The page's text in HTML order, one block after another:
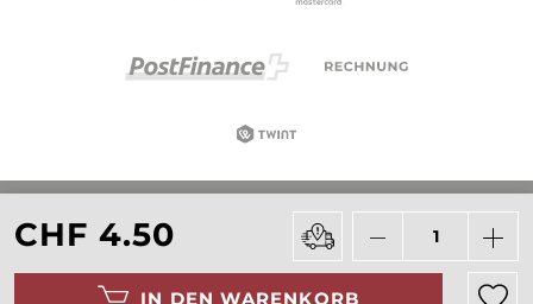
CHF 4.50
IN DEN WARENKORB
Alle Preise in CHF inkl. Mehrwertsteuer zzgl.
Versandkosten wenn nicht anders beschrieben.